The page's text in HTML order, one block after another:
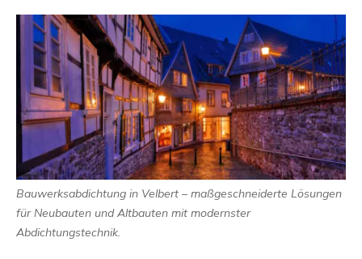
Bauwerksabdichtung in Velbert – maßgeschneiderte Lösungen
für Neubauten und Altbauten mit modernster
Abdichtungstechnik.